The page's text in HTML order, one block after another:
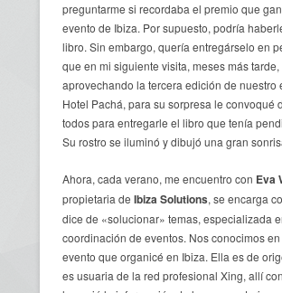
preguntarme si recordaba el premio que
evento de Ibiza. Por supuesto, podría
libro. Sin embargo, quería entregárselo en
que en mi siguiente visita, meses más tarde,
aprovechando la tercera edición de nuestro
Hotel Pachá, para su sorpresa le convoqué
todos para entregarle el libro que tenía
Su rostro se iluminó y dibujó una gran
Ahora, cada verano, me encuentro con Eva
propietaria de Ibiza Solutions, se encarga
dice de «solucionar» temas, especializada
coordinación de eventos. Nos conocimos
evento que organicé en Ibiza. Ella es de
es usuaria de la red profesional Xing, allí